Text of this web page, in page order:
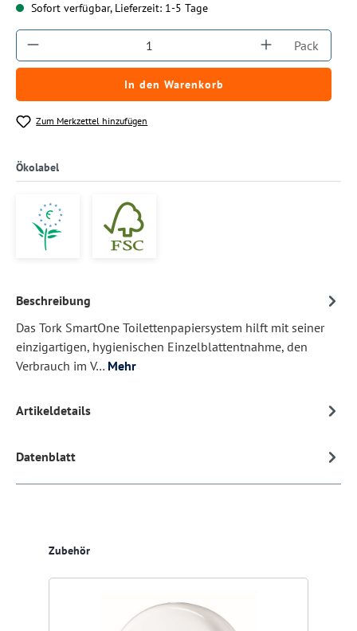
Sofort verfügbar, Lieferzeit: 1-5 Tage
Produkt Anzahl: Gib den gewünschtenPack
In den Warenkorb
Zum Merkzettel hinzufügen
Ökolabel
Beschreibung
Das Tork SmartOne Toilettenpapiersystem hilft mit seiner
einzigartigen, hygienischen Einzelblattentnahme, den
Verbrauch im V… Mehr
Artikeldetails
Datenblatt
Produktgalerie überspringen
Zubehör